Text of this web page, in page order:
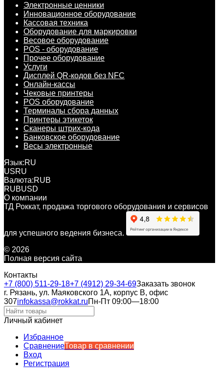
Электронные ценники
Инновационное оборудование
Кассовая техника
Оборудование для маркировки
Весовое оборудование
POS - оборудование
Прочее оборудование
Услуги
Дисплей QR-кодов без NFC
Онлайн-кассы
Чековые принтеры
POS оборудование
Терминалы сбора данных
Принтеры этикеток
Сканеры штрих-кода
Банковское оборудование
Весы электронные
Язык:RU
USRU
Валюта:RUB
RUBUSD
О компании
ТД Роккат, продажа торгового оборудования и сервисов
для успешного ведения бизнеса.
© 2026
Полная версия сайта
Контакты
+7 (800) 511-29-18+7 (4912) 29-34-69Заказать звонок
г. Рязань, ул. Маяковского 1А, корпус B, офис
307infokassa@rokkat.ruПн-Пт 09:00—18:00
Личный кабинет
Избранное
СравнениеТовар в сравнении
Вход
Регистрация